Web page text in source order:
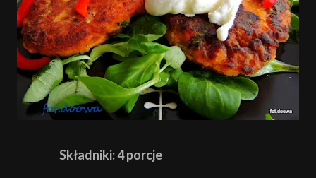
Składniki: 4 porcje